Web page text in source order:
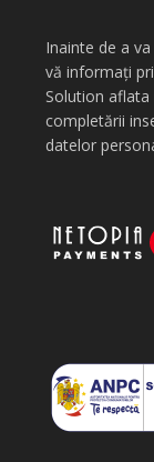
Inainte de a
vă informați
Solution aflata
completării
datelor